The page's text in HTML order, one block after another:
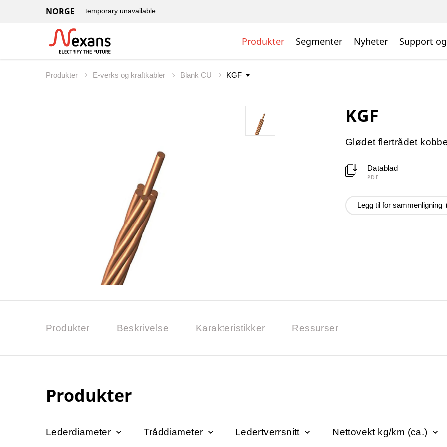
NORGE temporary unavailable
Produkter Segmenter Nyheter Support
Produkter E-verks og kraftkabler Blank CU
KGF
Glødet flertrådet
Datablad
PDF
Legg til for sammenligning
Produkter Beskrivelse Karakteristikker Ressurser
Produkter
Lederdiameter Tråddiameter Ledertverrsnitt Nettovekt kg/km (ca.)